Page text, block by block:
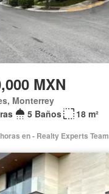
MXN
Monterrey
5 Baños 18 m²
en - Realty Experts Team